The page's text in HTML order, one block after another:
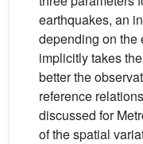
earthquakes, an
depending on the
implicitly takes
better the
reference
discussed for
of the spatial